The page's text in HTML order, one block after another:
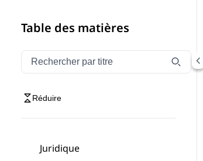
Table des matières
Filtrer la navigation par titre
Saisissez pour filtrer les éléments de
Réduire
Juridique